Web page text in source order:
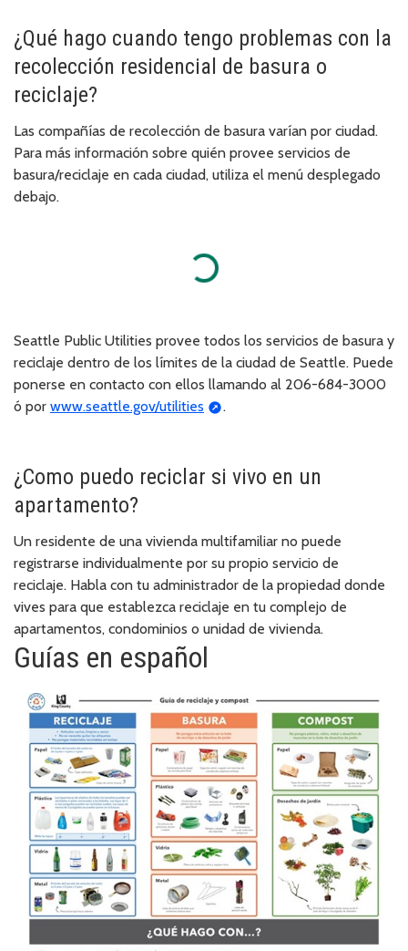
¿Qué hago cuando tengo problemas con la
recolección residencial de basura o
reciclaje?
Las compañías de recolección de basura varían por ciudad.
Para más información sobre quién provee servicios de
basura/reciclaje en cada ciudad, utiliza el menú desplegado
debajo.
Loading...
Seattle Public Utilities provee todos los servicios de basura y
reciclaje dentro de los límites de la ciudad de Seattle. Puede
ponerse en contacto con ellos llamando al 206-684-3000
ó por www.seattle.gov/utilities .
¿Como puedo reciclar si vivo en un
apartamento?
Un residente de una vivienda multifamiliar no puede
registrarse individualmente por su propio servicio de
reciclaje. Habla con tu administrador de la propiedad donde
vives para que establezca reciclaje en tu complejo de
apartamentos, condominios o unidad de vivienda.
Guías en español